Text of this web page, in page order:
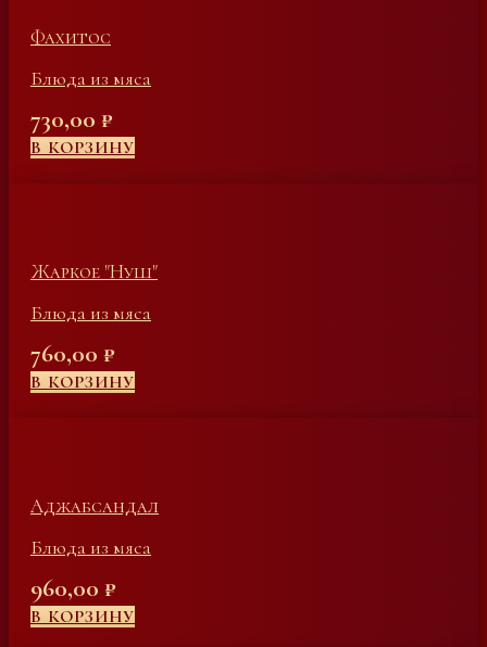
Фахитос
Блюда из мяса
730,00 ₽
В КОРЗИНУ
Жаркое "Нуш"
Блюда из мяса
760,00 ₽
В КОРЗИНУ
Аджабсандал
Блюда из мяса
960,00 ₽
В КОРЗИНУ